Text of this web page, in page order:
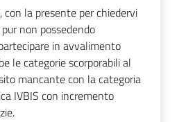
con la presente per chiedervi
non possedendo
in avvalimento
le categorie scorporabili al
mancante con la categoria
IVBIS con incremento